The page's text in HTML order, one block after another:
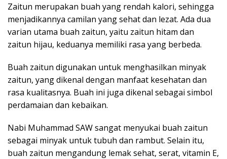
Zaitun merupakan buah yang rendah kalori, sehingga
menjadikannya camilan yang sehat dan lezat. Ada dua
varian utama buah zaitun, yaitu zaitun hitam dan
zaitun hijau, keduanya memiliki rasa yang berbeda.
Buah zaitun digunakan untuk menghasilkan minyak
zaitun, yang dikenal dengan manfaat kesehatan dan
rasa kualitasnya. Buah ini juga dikenal sebagai simbol
perdamaian dan kebaikan.
Nabi Muhammad SAW sangat menyukai buah zaitun
sebagai minyak untuk tubuh dan rambut. Selain itu,
buah zaitun mengandung lemak sehat, serat, vitamin E,